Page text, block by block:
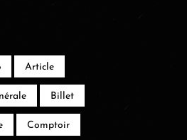
Article
Billet
Comptoir